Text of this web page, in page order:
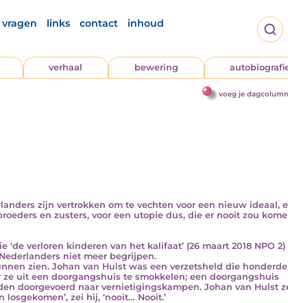
vragen links contact inhoud
verhaal bewering
voeg je
zijn vertrokken om te vechten voor een nieuw ideaal,
en zusters, voor een utopie dus, die er nooit zou
verloren kinderen van het kalifaat’ (26 maart 2018 NPO 2)
niet meer begrijpen.
zien. Johan van Hulst was een verzetsheld die
uit een doorgangshuis te smokkelen; een doorgangshuis
doorgevoerd naar vernietigingskampen. Johan van Hulst
zei hij, ‘nooit… Nooit.’